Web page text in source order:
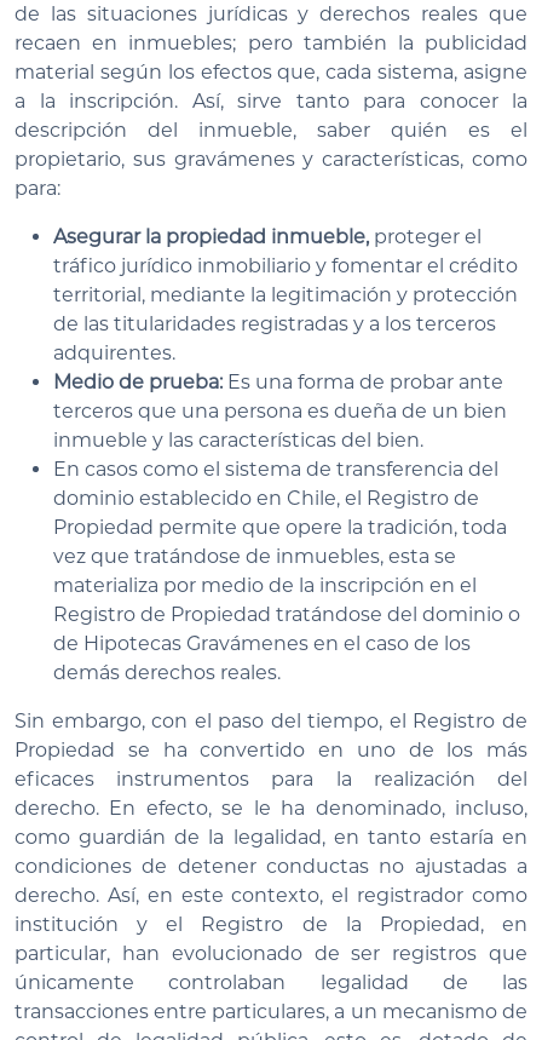
de las situaciones jurídicas y derechos reales que
recaen en inmuebles; pero también la publicidad
material según los efectos que, cada sistema, asigne
a la inscripción. Así, sirve tanto para conocer la
descripción del inmueble, saber quién es el
propietario, sus gravámenes y características, como
para:
Asegurar la propiedad inmueble, proteger el
tráfico jurídico inmobiliario y fomentar el crédito
territorial, mediante la legitimación y protección
de las titularidades registradas y a los terceros
adquirentes.
Medio de prueba: Es una forma de probar ante
terceros que una persona es dueña de un bien
inmueble y las características del bien.
En casos como el sistema de transferencia del
dominio establecido en Chile, el Registro de
Propiedad permite que opere la tradición, toda
vez que tratándose de inmuebles, esta se
materializa por medio de la inscripción en el
Registro de Propiedad tratándose del dominio o
de Hipotecas Gravámenes en el caso de los
demás derechos reales.
Sin embargo, con el paso del tiempo, el Registro de
Propiedad se ha convertido en uno de los más
eficaces instrumentos para la realización del
derecho. En efecto, se le ha denominado, incluso,
como guardián de la legalidad, en tanto estaría en
condiciones de detener conductas no ajustadas a
derecho. Así, en este contexto, el registrador como
institución y el Registro de la Propiedad, en
particular, han evolucionado de ser registros que
únicamente controlaban legalidad de las
transacciones entre particulares, a un mecanismo de